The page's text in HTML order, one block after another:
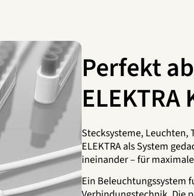
Perfekt
Stecksysteme, Leuchten,
ELEKTRA als System
ineinander – für
Ein Beleuchtungssystem